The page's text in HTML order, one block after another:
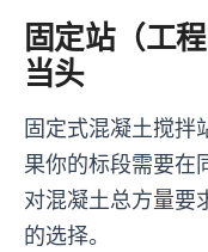
固定站（工
当头
固定式混凝土搅拌
果你的标段需要在
对混凝土总方量要
的选择。